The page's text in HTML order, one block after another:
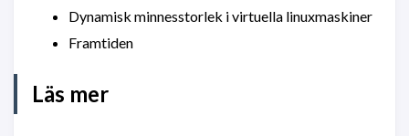
Dynamisk minnesstorlek i virtuella linuxmaskiner
Framtiden
Läs mer